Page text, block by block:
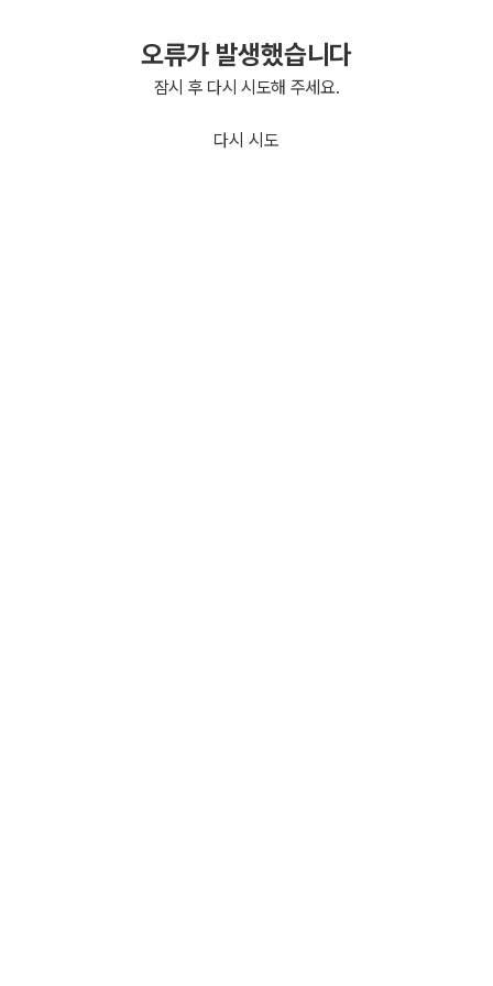
오류가 발생했습니다
잠시 후 다시 시도해 주세요.
다시 시도